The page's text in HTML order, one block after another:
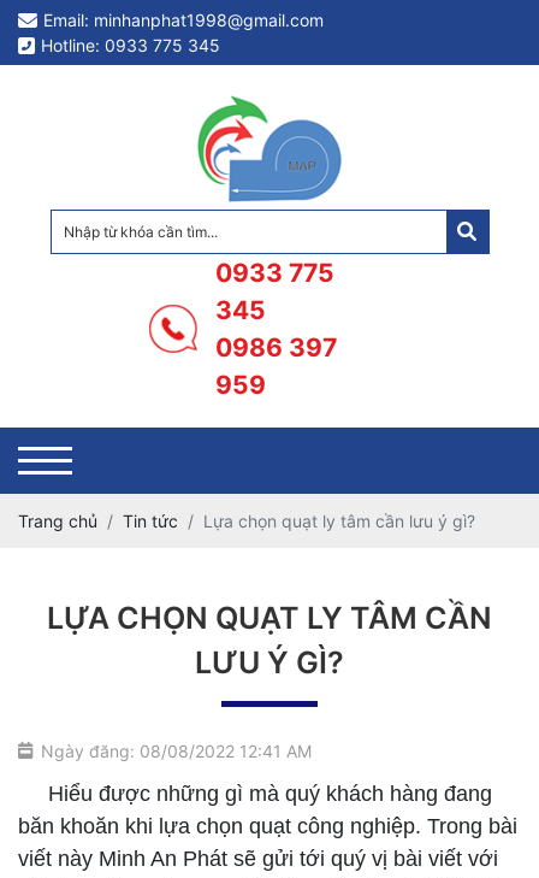
Email: minhanphat1998@gmail.com
Hotline: 0933 775 345
0933 775
345
0986 397
959
Trang chủ Tin tức Lựa chọn quạt ly tâm cần lưu ý gì?
LỰA CHỌN QUẠT LY TÂM CẦN
LƯU Ý GÌ?
Ngày đăng: 08/08/2022 12:41 AM
Hiểu được những gì mà quý khách hàng đang
băn khoăn khi lựa chọn quạt công nghiệp. Trong bài
viết này Minh An Phát sẽ gửi tới quý vị bài viết với